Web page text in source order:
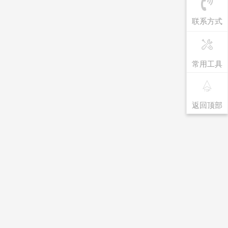
联系方式
常用工具
返回顶部